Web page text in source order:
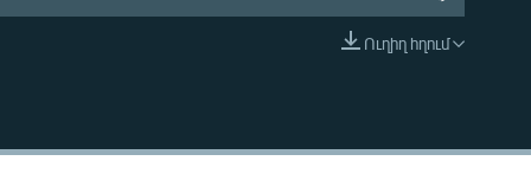
EMBED
Ուղիղ հղում